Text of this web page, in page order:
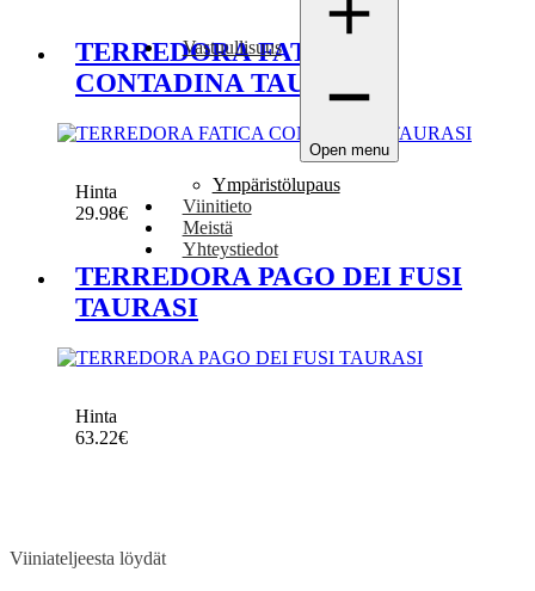
Vastuullisuus
Open menu
Ympäristölupaus
Viinitieto
Meistä
Yhteystiedot
TERREDORA FATICA
CONTADINA TAURASI
Hinta
29.98€
TERREDORA PAGO DEI FUSI
TAURASI
Hinta
63.22€
Viiniateljeesta löydät